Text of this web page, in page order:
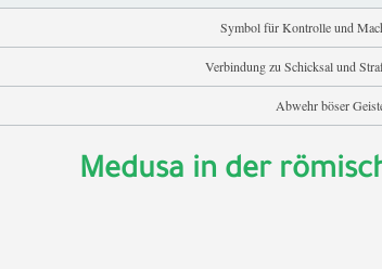
Symbol für Kontrolle und
Verbindung zu Schicksal und
Abwehr böser
Medusa in der